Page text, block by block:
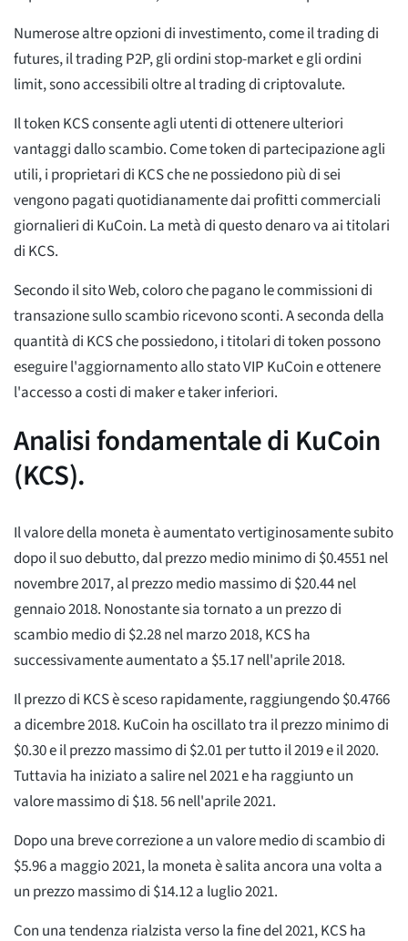
Numerose altre opzioni di investimento, come il trading di
futures, il trading P2P, gli ordini stop-market e gli ordini
limit, sono accessibili oltre al trading di criptovalute.
Il token KCS consente agli utenti di ottenere ulteriori
vantaggi dallo scambio. Come token di partecipazione agli
utili, i proprietari di KCS che ne possiedono più di sei
vengono pagati quotidianamente dai profitti commerciali
giornalieri di KuCoin. La metà di questo denaro va ai titolari
di KCS.
Secondo il sito Web, coloro che pagano le commissioni di
transazione sullo scambio ricevono sconti. A seconda della
quantità di KCS che possiedono, i titolari di token possono
eseguire l'aggiornamento allo stato VIP KuCoin e ottenere
l'accesso a costi di maker e taker inferiori.
Analisi fondamentale di KuCoin
(KCS).
Il valore della moneta è aumentato vertiginosamente subito
dopo il suo debutto, dal prezzo medio minimo di $0.4551 nel
novembre 2017, al prezzo medio massimo di $20.44 nel
gennaio 2018. Nonostante sia tornato a un prezzo di
scambio medio di $2.28 nel marzo 2018, KCS ha
successivamente aumentato a $5.17 nell'aprile 2018.
Il prezzo di KCS è sceso rapidamente, raggiungendo $0.4766
a dicembre 2018. KuCoin ha oscillato tra il prezzo minimo di
$0.30 e il prezzo massimo di $2.01 per tutto il 2019 e il 2020.
Tuttavia ha iniziato a salire nel 2021 e ha raggiunto un
valore massimo di $18. 56 nell'aprile 2021.
Dopo una breve correzione a un valore medio di scambio di
$5.96 a maggio 2021, la moneta è salita ancora una volta a
un prezzo massimo di $14.12 a luglio 2021.
Con una tendenza rialzista verso la fine del 2021, KCS ha